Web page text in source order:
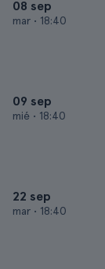
08 sep
mar • 18:40
09 sep
mié • 18:40
22 sep
mar • 18:40